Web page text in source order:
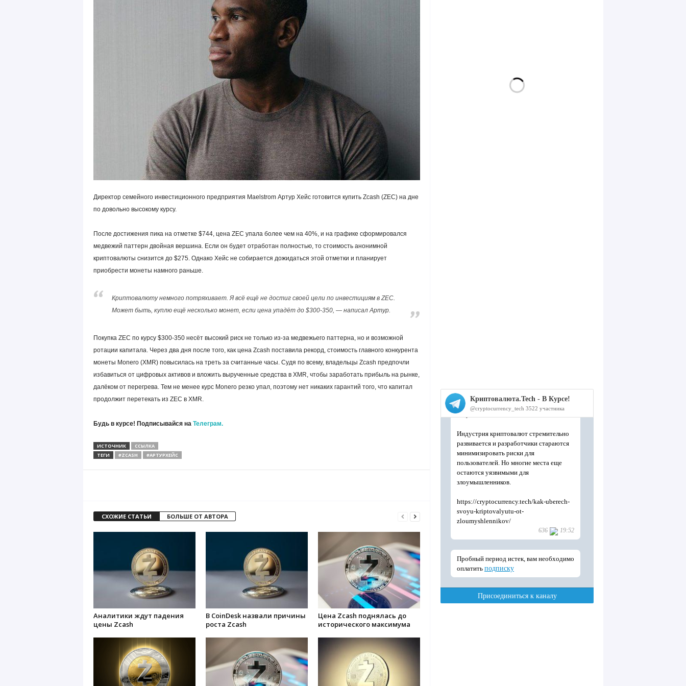
Директор семейного инвестиционного предприятия Maelstrom Артур Хейс готовится купить Zcash (ZEC) на дне
по довольно высокому курсу.
После достижения пика на отметке $744, цена ZEC упала более чем на 40%, и на графике сформировался
медвежий паттерн двойная вершина. Если он будет отработан полностью, то стоимость анонимной
криптовалюты снизится до $275. Однако Хейс не собирается дожидаться этой отметки и планирует
приобрести монеты намного раньше.
Криптовалюту немного потряхивает. Я всё ещё не достиг своей цели по инвестициям в ZEC.
Может быть, куплю ещё несколько монет, если цена упадёт до $300-350, — написал Артур.
Покупка ZEC по курсу $300-350 несёт высокий риск не только из-за медвежьего паттерна, но и возможной
ротации капитала. Через два дня после того, как цена Zcash поставила рекорд, стоимость главного конкурента
монеты Monero (XMR) повысилась на треть за считанные часы. Судя по всему, владельцы Zcash предпочли
избавиться от цифровых активов и вложить вырученные средства в XMR, чтобы заработать прибыль на рынке,
далёком от перегрева. Тем не менее курс Monero резко упал, поэтому нет никаких гарантий того, что капитал
продолжит перетекать из ZEC в XMR.
Будь в курсе! Подписывайся на Телеграм.
ИСТОЧНИК
ССЫЛКА
ТЕГИ
#ZCASH #АРТУРХЕЙС
СХОЖИЕ СТАТЬИ БОЛЬШЕ ОТ АВТОРА
Аналитики ждут падения
цены Zcash
В CoinDesk назвали причины
роста Zcash
Цена Zcash поднялась до
исторического максимума